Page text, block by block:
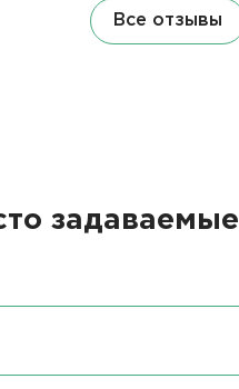
Все отзывы